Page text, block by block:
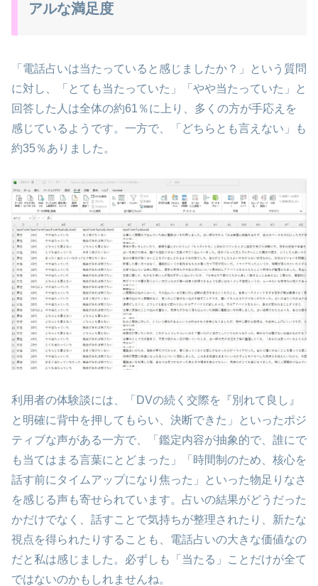
アルな満足度
「電話占いは当たっていると感じましたか？」という質問
に対し、「とても当たっていた」「やや当たっていた」と
回答した人は全体の約61％に上り、多くの方が手応えを
感じているようです。一方で、「どちらとも言えない」も
約35％ありました。
利用者の体験談には、「DVの続く交際を『別れて良し』
と明確に背中を押してもらい、決断できた」といったポジ
ティブな声がある一方で、「鑑定内容が抽象的で、誰にで
も当てはまる言葉にとどまった」「時間制のため、核心を
話す前にタイムアップになり焦った」といった物足りなさ
を感じる声も寄せられています。占いの結果がどうだった
かだけでなく、話すことで気持ちが整理されたり、新たな
視点を得られたりすることも、電話占いの大きな価値なの
だと私は感じました。必ずしも「当たる」ことだけが全て
ではないのかもしれませんね。